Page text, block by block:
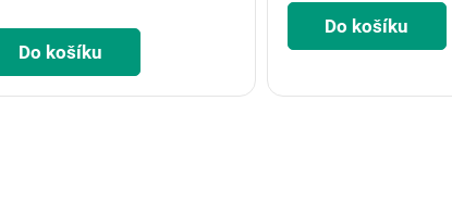
Do košíku
Do košíku